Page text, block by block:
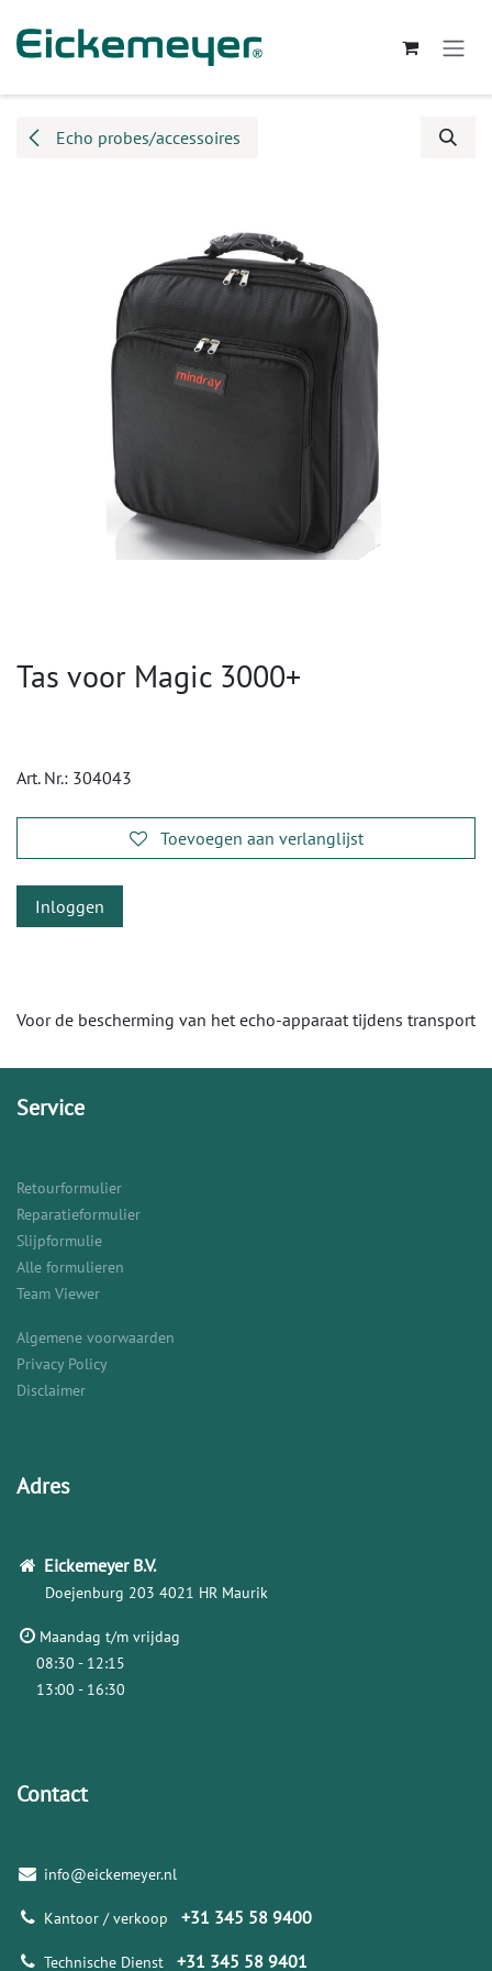
Echo probes/accessoires
Tas voor Magic 3000+
Art. Nr.: 304043
Toevoegen aan verlanglijst
Inloggen
Voor de bescherming van het echo-apparaat tijdens transport
Service
Retourformulier
Reparatieformulier
Slijpformulie
Alle formulieren
Team Viewer
Algemene voorwaarden
Privacy Policy
Disclaimer
Adres
Eickemeyer B.V.
Doejenburg 203 4021 HR Maurik
Maandag t/m vrijdag
08:30 - 12:15
13:00 - 16:30
Contact
info@eickemeyer.nl
Kantoor / verkoop +31 345 58 9400
Technische Dienst +31 345 58 9401